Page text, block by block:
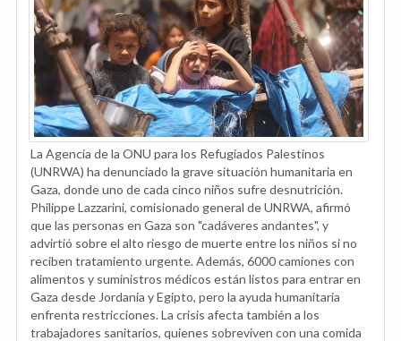
La Agencia de la ONU para los Refugiados Palestinos
(UNRWA) ha denunciado la grave situación humanitaria en
Gaza, donde uno de cada cinco niños sufre desnutrición.
Philippe Lazzarini, comisionado general de UNRWA, afirmó
que las personas en Gaza son "cadáveres andantes", y
advirtió sobre el alto riesgo de muerte entre los niños si no
reciben tratamiento urgente. Además, 6000 camiones con
alimentos y suministros médicos están listos para entrar en
Gaza desde Jordania y Egipto, pero la ayuda humanitaria
enfrenta restricciones. La crisis afecta también a los
trabajadores sanitarios, quienes sobreviven con una comida